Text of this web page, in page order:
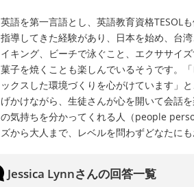
英語を第一言語とし、英語教育資格TESOL
指導してきた経験があり、日本を始め、台
イキング、ビーチで泳ぐこと、エクササイ
菓子を焼くことも楽しんでいるそうです。
ックスした環境づくりを心がけています」
げかけながら、生徒さんが心を開いて会話
の気持ちを分かってくれる人（people
ズから大人まで、レベルを問わずどなたにも
Jessica Lynnさんの回答一覧